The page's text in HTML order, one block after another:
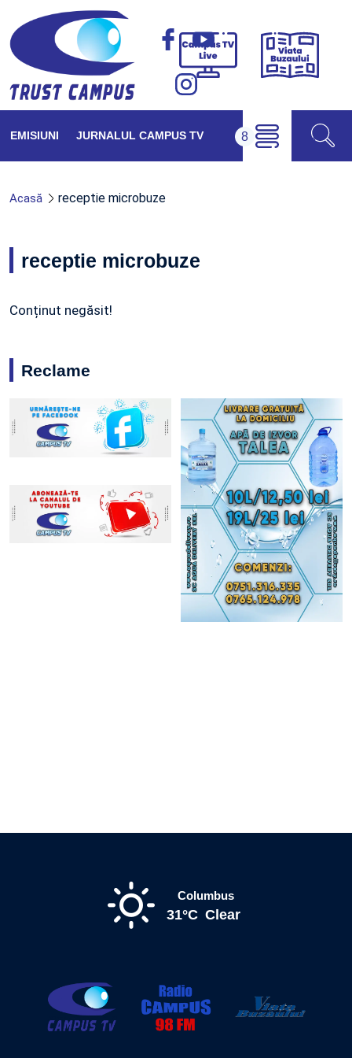
Campus
Viața
EMISIUNI JURNALUL CAMPUS TV
Acasă receptie microbuze
receptie microbuze
Conținut negăsit!
Reclame
Columbus
31°C Clear